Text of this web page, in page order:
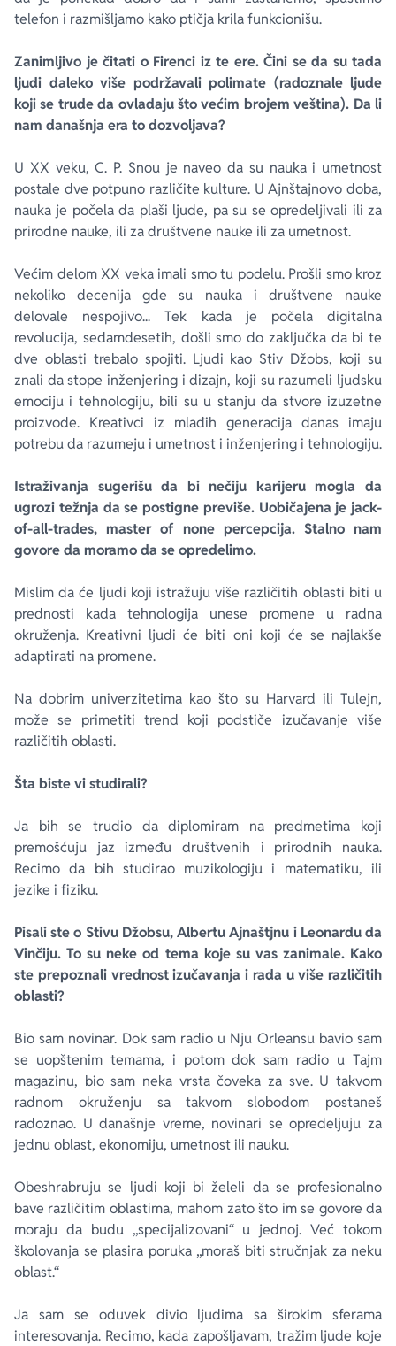
telefon i razmišljamo kako ptičja krila funkcionišu.
Zanimljivo je čitati o Firenci iz te ere. Čini se da su tada
ljudi daleko više podržavali polimate (radoznale ljude
koji se trude da ovladaju što većim brojem veština). Da li
nam današnja era to dozvoljava?
U XX veku, C. P. Snou je naveo da su nauka i umetnost
postale dve potpuno različite kulture. U Ajnštajnovo doba,
nauka je počela da plaši ljude, pa su se opredeljivali ili za
prirodne nauke, ili za društvene nauke ili za umetnost.
Većim delom XX veka imali smo tu podelu. Prošli smo kroz
nekoliko decenija gde su nauka i društvene nauke
delovale nespojivo... Tek kada je počela digitalna
revolucija, sedamdesetih, došli smo do zaključka da bi te
dve oblasti trebalo spojiti. Ljudi kao Stiv Džobs, koji su
znali da stope inženjering i dizajn, koji su razumeli ljudsku
emociju i tehnologiju, bili su u stanju da stvore izuzetne
proizvode. Kreativci iz mlađih generacija danas imaju
potrebu da razumeju i umetnost i inženjering i tehnologiju.
Istraživanja sugerišu da bi nečiju karijeru mogla da
ugrozi težnja da se postigne previše. Uobičajena je jack-
of-all-trades, master of nonepercepcija. Stalno nam
govore da moramo da se opredelimo.
Mislim da će ljudi koji istražuju više različitih oblasti biti u
prednosti kada tehnologija unese promene u radna
okruženja. Kreativni ljudi će biti oni koji će se najlakše
adaptirati na promene.
Na dobrim univerzitetima kao što su Harvard ili Tulejn,
može se primetiti trend koji podstiče izučavanje više
različitih oblasti.
Šta biste vi studirali?
Ja bih se trudio da diplomiram na predmetima koji
premošćuju jaz između društvenih i prirodnih nauka.
Recimo da bih studirao muzikologiju i matematiku, ili
jezike i fiziku.
Pisali ste o Stivu Džobsu, Albertu Ajnaštjnu i Leonardu da
Vinčiju. To su neke od tema koje su vas zanimale. Kako
ste prepoznali vrednost izučavanja i rada u više različitih
oblasti?
Bio sam novinar. Dok sam radio u Nju Orleansu bavio sam
se uopštenim temama, i potom dok sam radio u Tajm
magazinu, bio sam neka vrsta čoveka za sve. U takvom
radnom okruženju sa takvom slobodom postaneš
radoznao. U današnje vreme, novinari se opredeljuju za
jednu oblast, ekonomiju, umetnost ili nauku.
Obeshrabruju se ljudi koji bi želeli da se profesionalno
bave različitim oblastima, mahom zato što im se govore da
moraju da budu „specijalizovani“ u jednoj. Već tokom
školovanja se plasira poruka „moraš biti stručnjak za neku
oblast.“
Ja sam se oduvek divio ljudima sa širokim sferama
interesovanja. Recimo, kada zapošljavam, tražim ljude koje